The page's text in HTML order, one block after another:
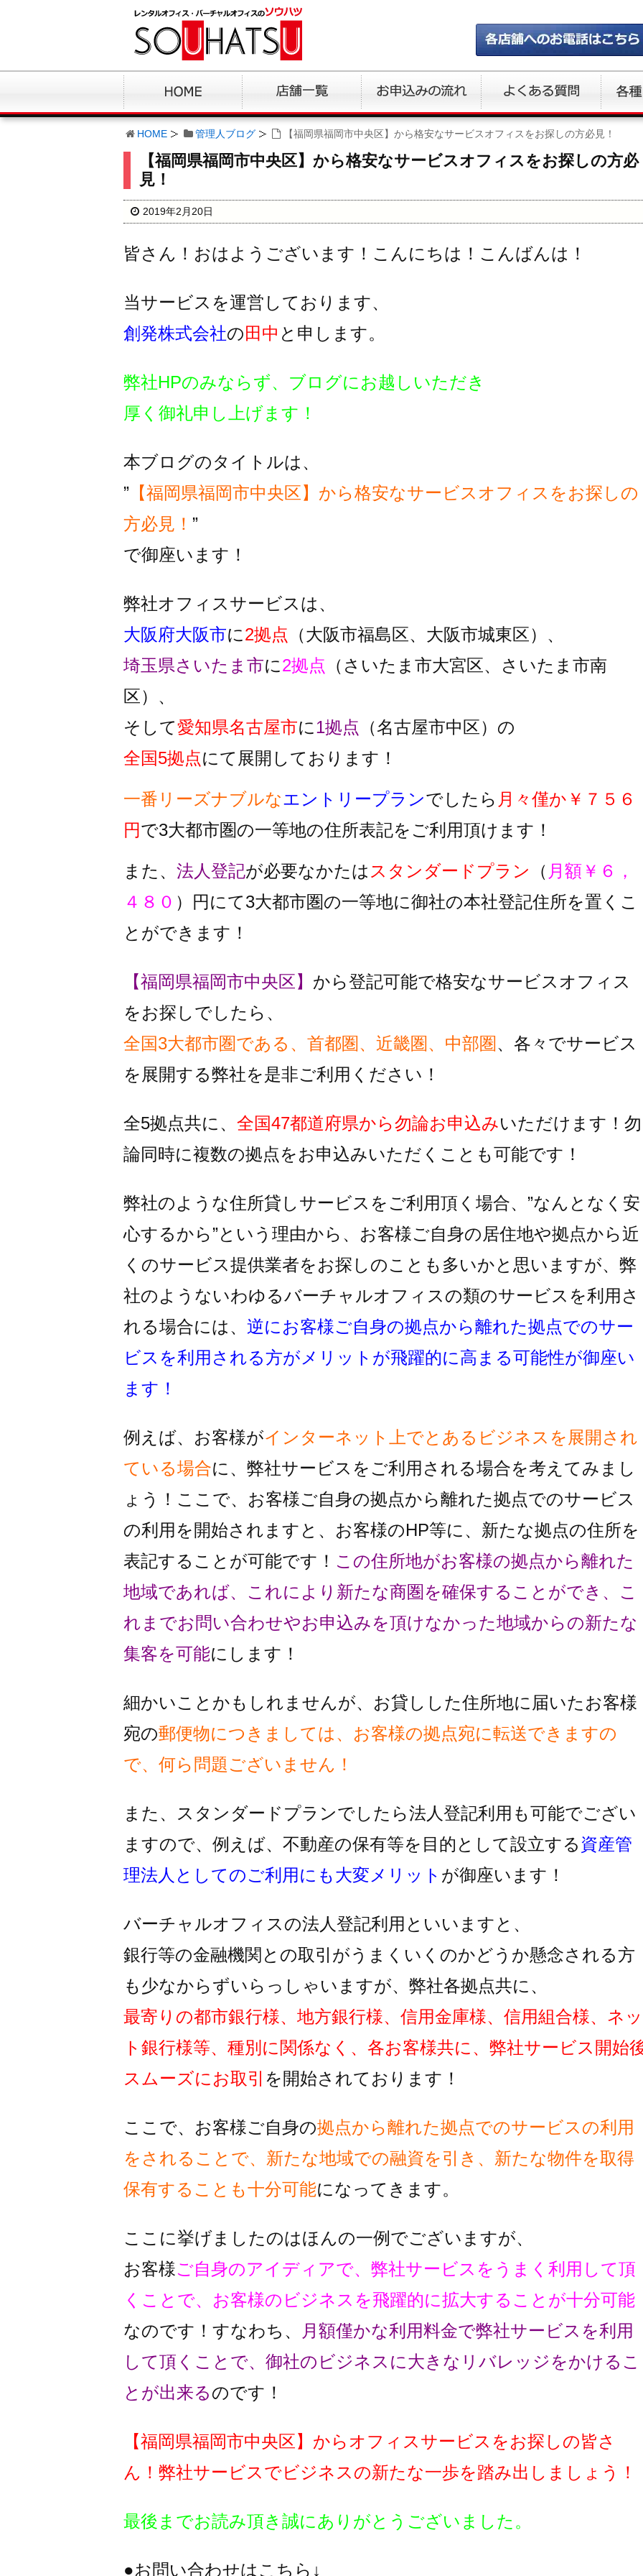
HOME 管理人ブログ 【福岡県福岡市中央区】から格安なサービスオフィスをお探しの方必見！
【福岡県福岡市中央区】から格安なサービスオフィスをお探しの方必
見！
2019年2月20日
皆さん！おはようございます！こんにちは！こんばんは！
当サービスを運営しております、
創発株式会社の田中 と申します。
弊社HPのみならず、ブログにお越しいただき
厚く御礼申し上げます！
本ブログのタイトルは、
” 【福岡県福岡市中央区】から格安なサービスオフィスをお探しの
方必見！ ”
で御座います！
弊社オフィスサービスは、
大阪府大阪市に2拠点 （大阪市福島区、大阪市城東区）、
埼玉県さいたま市に2拠点 （さいたま市大宮区、さいたま市南
区）、
そして愛知県名古屋市に1拠点 （名古屋市中区）の
全国5拠点にて展開しております！
一番リーズナブルなエントリープランでしたら 月々僅か￥７５６
円で3大都市圏の一等地の住所表記をご利用頂けます！
また、 法人登記が必要なかたは スタンダードプラン （ 月額￥６，
４８０ ）円にて3大都市圏の一等地に御社の本社登記住所を置くこ
とができます！
【福岡県福岡市中央区】 から登記可能で格安なサービスオフィス
をお探しでしたら、
全国3大都市圏である、首都圏、近畿圏、中部圏 、各々でサービス
を 展開する弊社を是非ご利用ください！
全5拠点共に、 全国47都道府県から勿論お申込みいただけます！ 勿
論同時に複数の拠点をお申込みいただくことも可能です！
弊社のような住所貸しサービスをご利用頂く場合、 ”なんとなく安
心するから”という理由から、お客様ご自身の居住地や拠点から近
くのサービス提供業者をお探しのことも多いかと思いますが、 弊
社のようないわゆるバーチャルオフィスの類のサービスを利用さ
れる場合には、 逆にお客様ご自身の拠点から離れた拠点でのサー
ビスを利用 される方がメリットが飛躍的に高まる可能性が御座い
ます！
例えば、お客様がインターネット上でとあるビジネスを展開され
ている場合に、 弊社サービスをご利用される場合を考えてみまし
ょう！ ここで、お客様ご自身の拠点から離れた拠点でのサービス
の利用を 開始されますと、お客様のHP等に、新たな拠点の住所を
表記することが可能です！ この住所地がお客様の拠点から離れた
地域であれば、これにより 新たな商圏を確保することができ、こ
れまでお問い合わせやお申込みを頂けなかった地域からの新たな
集客を可能にします！
細かいことかもしれませんが、お貸しした住所地に届いたお客様
宛の郵便物につきましては、お客様の拠点宛に転送できますの
で、何ら問題ございません！
また、スタンダードプランでしたら法人登記利用も可能でござい
ますので、 例えば、不動産の保有等を目的として設立する 資産管
理法人としてのご利用にも大変メリット が御座います！
バーチャルオフィスの法人登記利用といいますと、
銀行等の金融機関との取引がうまくいくのかどうか懸念される方
も少なからずいらっしゃいますが、弊社各拠点共に、
最寄りの都市銀行様、地方銀行様、信用金庫様、信用組合様、ネッ
ト銀行様等、種別に関係なく、各お客様共に、弊社サービス開始
スムーズに お取引 を開始されております！
ここで、お客様ご自身の拠点から離れた拠点でのサービスの利用
をされることで、 新たな地域での融資を引き、新たな物件を取得
保有することも十分可能になってきます。
ここに挙げましたのはほんの一例でございますが、
お客様ご自身のアイディアで、弊社サービスをうまく利用して頂
くことで、 お客様のビジネスを飛躍的に拡大することが十分可能
なのです！ すなわち、
月額僅かな利用料金で弊社サービスを利用
して頂くことで、 御社のビジネスに大きなリバレッジをかけるこ
とが出来るのです！
【福岡県福岡市中央区】からオフィスサービスをお探しの皆さ
ん！ 弊社サービスでビジネスの新たな一歩を踏み出しましょう！
最後までお読み頂き誠にありがとうございました。
●お問い合わせはこちら↓